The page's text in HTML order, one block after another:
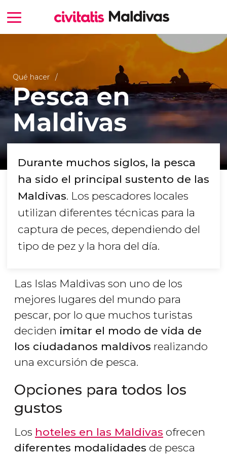
Qué hacer
Pesca en
Maldivas
Durante muchos siglos, la pesca
ha sido el principal sustento de las
Maldivas. Los pescadores locales
utilizan diferentes técnicas para la
captura de peces, dependiendo del
tipo de pez y la hora del día.
Las Islas Maldivas son uno de los
mejores lugares del mundo para
pescar, por lo que muchos turistas
deciden imitar el modo de vida de
los ciudadanos maldivos realizando
una excursión de pesca.
Opciones para todos los
gustos
Los hoteles en las Maldivas ofrecen
diferentes modalidades de pesca